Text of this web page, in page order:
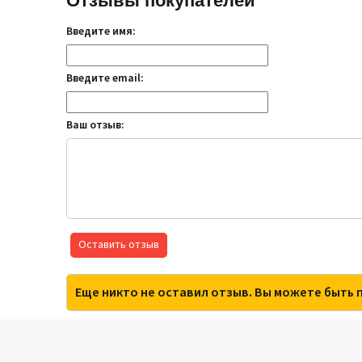
Введите имя:
Введите email:
Ваш отзыв:
Оставить отзыв
Еще никто не оставил отзыв. Вы можете быть